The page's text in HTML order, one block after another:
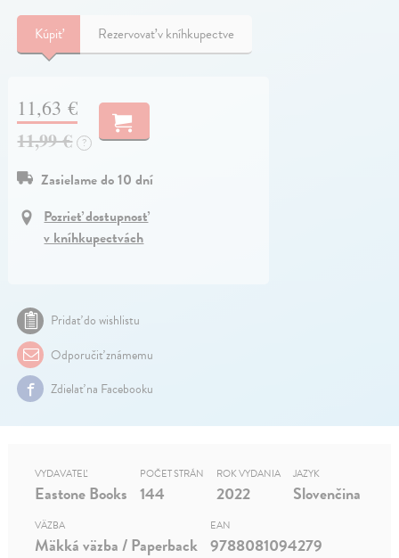
Kúpiť Rezervovať v kníhkupectve
11,63 €
11,99 €
?
Zasielame do 10 dní
Pozrieť dostupnosť
v kníhkupectvách
Pridať do wishlistu
Odporučiť známemu
Zdielať na Facebooku
VYDAVATEĽ
Eastone Books
POČET STRÁN
144
ROK VYDANIA
2022
JAZYK
Slovenčina
VÄZBA
Mäkká väzba / Paperback
EAN
9788081094279